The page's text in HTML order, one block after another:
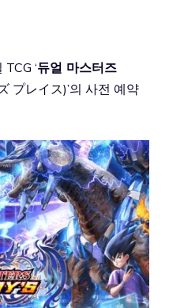
‘듀얼 마스터즈
プレイス)’의 사전 예약